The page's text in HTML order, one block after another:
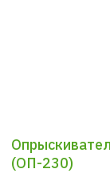
(ОП-230)